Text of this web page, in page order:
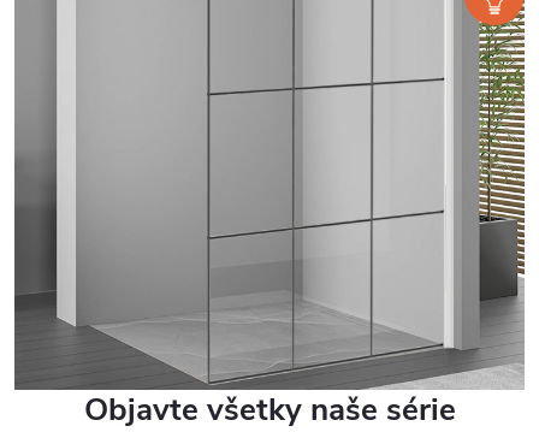
Objavte všetky naše série